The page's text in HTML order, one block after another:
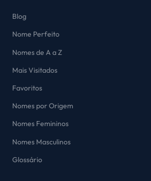
Blog
Nome Perfeito
Nomes de A a Z
Mais Visitados
Favoritos
Nomes por Origem
Nomes Femininos
Nomes Masculinos
Glossário